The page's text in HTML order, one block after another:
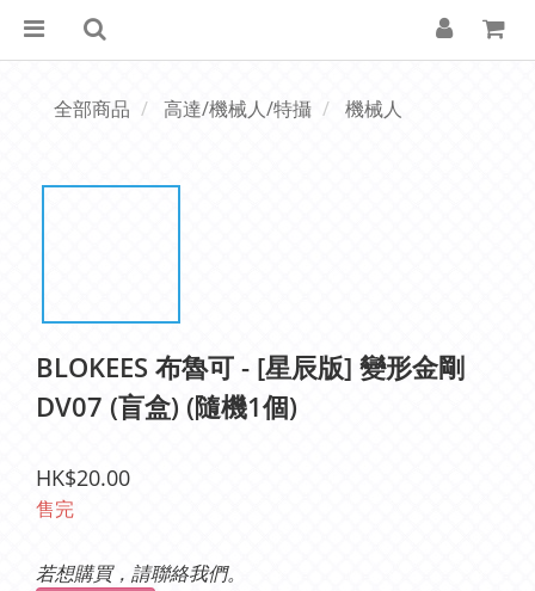
全部商品 高達/機械人/特攝 機械人
BLOKEES 布魯可 - [星辰版] 變形金剛
DV07 (盲盒) (隨機1個)
HK$20.00
售完
若想購買，請聯絡我們。